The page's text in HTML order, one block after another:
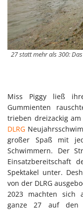
27 statt mehr als 300:
Miss Piggy ließ
Gummienten
trieben dreizackig
DLRG
großer Spaß mit
Schwimmern. Der
Einsatzbereitschaft
Spektakel unter.
von der DLRG
2023 machten sich
ganze 27 auf den